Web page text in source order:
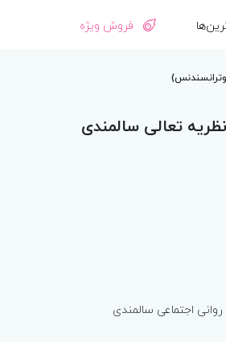
فروش ویژه
تعالی سالمندی
اجتماعی سالمندی